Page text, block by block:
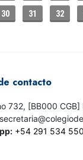
30 31 32
contacto
732, [BB000 CGB]
+54 291 534